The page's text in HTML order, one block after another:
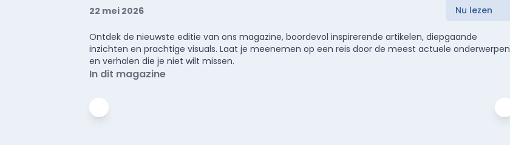
22 mei 2026 Nu lezen
Ontdek de nieuwste editie van ons magazine, boordevol inspirerende artikelen, diepgaande
inzichten en prachtige visuals. Laat je meenemen op een reis door de meest actuele onderwerpen
en verhalen die je niet wilt missen.
In dit magazine